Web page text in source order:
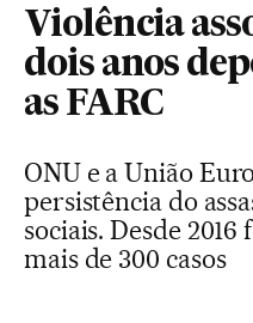
Violência
dois anos
as FARC
ONU e a União
persistência do
sociais. Desde
mais de 300 casos